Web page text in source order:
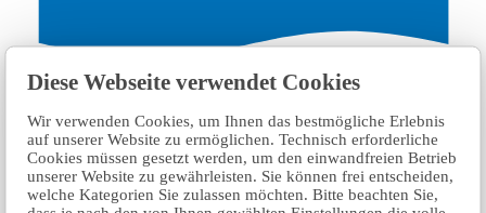
Diese Webseite verwendet Cookies
Wir verwenden Cookies, um Ihnen das bestmögliche Erlebnis
auf unserer Website zu ermöglichen. Technisch erforderliche
Cookies müssen gesetzt werden, um den einwandfreien Betrieb
unserer Website zu gewährleisten. Sie können frei entscheiden,
welche Kategorien Sie zulassen möchten. Bitte beachten Sie,
١٦ km
AMD TÜV Arbeitsmedizinische Dienste GmbH,
TÜV Rheinland Group